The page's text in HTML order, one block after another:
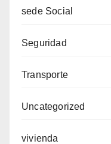
sede Social
Seguridad
Transporte
Uncategorized
vivienda